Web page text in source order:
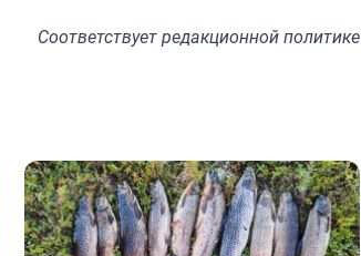
Соответствуетредакционной политике